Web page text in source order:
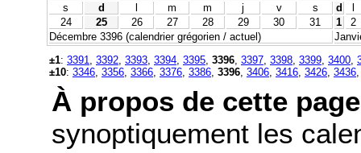
s
d l m m j v s d
l
24
25 26 27 28 29 30 31 1
2
Décembre 3396 (calendrier grégorien / actuel)
±1: 3391 3392 3393 3394 3395 3396 3397 3398 3399 3400
±10: 3346 3356 3366 3376 3386 3396 3406 3416 3426 3436
À propos de cette page
synoptiquement les